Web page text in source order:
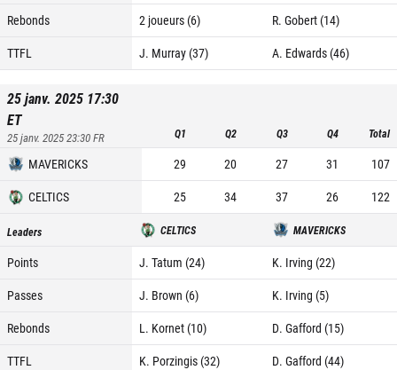
Rebonds
2 joueurs (6)
R. Gobert (14)
TTFL
J. Murray (37) A. Edwards (46)
25 janv. 2025 17:30
ET
25 janv. 2025 23:30FR Q1 Q2 Q3 Q4 Total
MAVERICKS 29 20 27 31
107
CELTICS
25 34 37 26 122
Leaders CELTICS MAVERICKS
Points J. Tatum (24)
K. Irving (22)
Passes
J. Brown (6)
K. Irving (5)
Rebonds
L. Kornet (10)
D. Gafford (15)
TTFL
K. Porzingis (32) D. Gafford (44)